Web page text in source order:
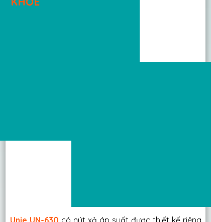
Unie UN-630 có nút xả áp suất được thiết kế riêng